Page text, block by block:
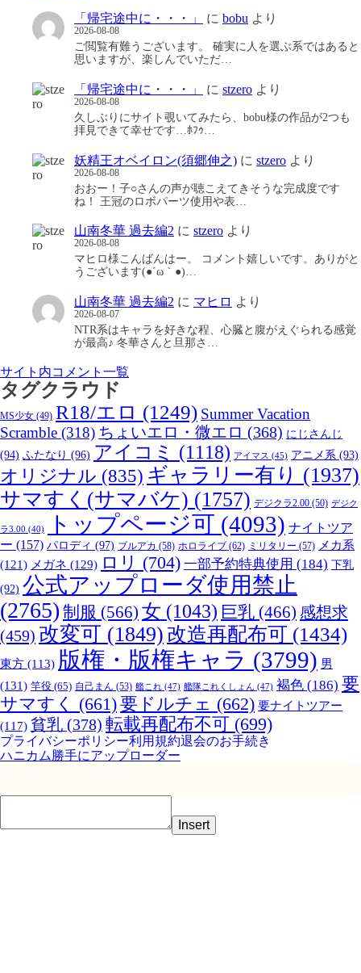
「帰宅途中に・・・」
に bobu より
2026-08-08
ご閲覧有難うございます。 確実に人を選ぶ系ではあると
思いますが、楽しんでいただ…
「帰宅途中に・・・」 に stzero より
2026-08-08
久しぶりにサイト覗いてみたら、bobu様の作品が2つも
拝見できて幸せです…ﾎﾌｩ…
妖精王オベイロン(須郷伸之) に stzero より
2026-08-08
おおー！子○さんの声が聴こえてきそうな完成度です
ね！ 王冠のロボパーツ使用や表…
山南冬華 過去編2 に stzero より
2026-08-08
マヒロ様こんばんはー。 コメント嬉しいです。ありがと
うございます(●´ω｀●)…
山南冬華 過去編2 に マヒロ より
2026-08-07
NTR系はキャラを好きな程、心臓と腹がえぐられる感覚
が最高♪ 冬華さんと旦那さ…
サイト内コメント一覧
タグクラウド
MS少女 (49) R18/エロ (1249) Summer Vacation
Scramble (318) ちょいエロ・微エロ (368) にじさんじ
(94) ふたなり (96) アイコミ (1118) アイマス (45) アニメ系 (93)
オリジナル (835) ギャラリー有り (1937)
サマすく(サマバケ) (1757) デジクラ2.00 (50) デジク
ラ3.00 (40) トップページ可 (4093) ナイトツア
ー (157) パロディ (97) ブルアカ (58) ホロライブ (62) ミリタリー (57) メカ系
(121) メガネ (129) ロリ (704) 一部予約特典使用 (184) 下乳
(92) 公式アップローダ使用禁止
(2765) 制服 (566) 女 (1043) 巨乳 (466) 感想求
(459) 改変可 (1849) 改造再配布可 (1434)
東方 (113) 版権・版権キャラ (3799) 男
(131) 竿役 (65) 自己まん (53) 艦これ (47) 艦隊これくしょん (47) 褐色 (186) 要
サマすく
(661)要ドルチェ (662) 要ナイトツアー
(117) 貧乳 (378) 転載再配布不可 (699)
プライバシーポリシー利用規約退会のお手続き
ハニカム勝手にアップローダー
Insert